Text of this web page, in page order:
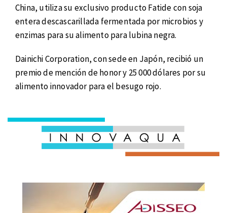
China, utiliza su exclusivo producto Fatide con soja
entera descascarillada fermentada por microbios y
enzimas para su alimento para lubina negra.
Dainichi Corporation, con sede en Japón, recibió un
premio de mención de honor y 25 000 dólares por su
alimento innovador para el besugo rojo.